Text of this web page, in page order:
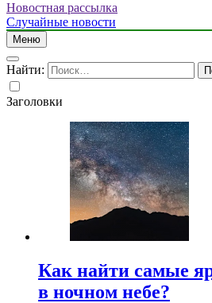
Новостная рассылка
Случайные новости
Меню
Найти:
Заголовки
Как найти самые
в ночном небе?